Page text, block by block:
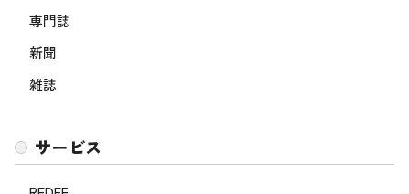
専門誌
新聞
雑誌
サービス